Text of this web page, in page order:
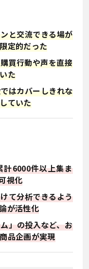
と交流できる場が
定的だった
買行動や声を直接
た
はカバーしきれな
ていた
計6000件以上集ま
視化
て分析できるよう
が活性化
」の投入など、お
品企画が実現